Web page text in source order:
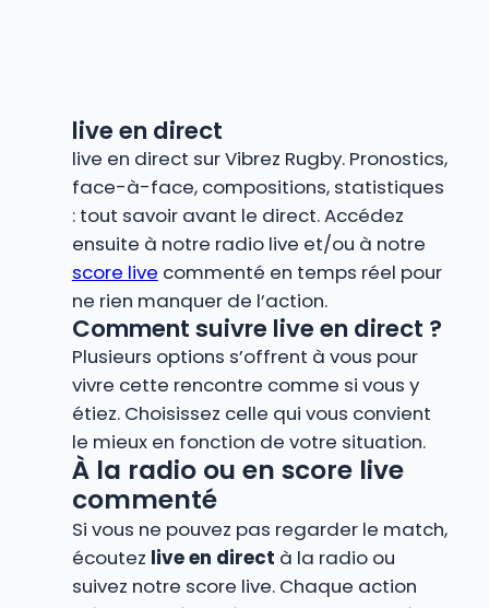
live en direct
live en direct sur Vibrez Rugby. Pronostics,
face-à-face, compositions, statistiques
: tout savoir avant le direct. Accédez
ensuite à notre radio live et/ou à notre
score live commenté en temps réel pour
ne rien manquer de l’action.
Comment suivre live en direct ?
Plusieurs options s’offrent à vous pour
vivre cette rencontre comme si vous y
étiez. Choisissez celle qui vous convient
le mieux en fonction de votre situation.
À la radio ou en score live
commenté
Si vous ne pouvez pas regarder le match,
écoutez live en direct à la radio ou
suivez notre score live. Chaque action